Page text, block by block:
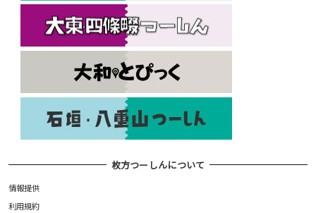
枚方つーしんについて
情報提供
利用規約